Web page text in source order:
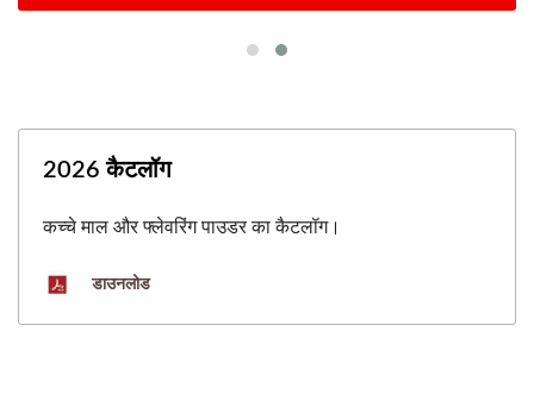
2026 कैटलॉग
कच्चे माल और फ्लेवरिंग पाउडर का कैटलॉग।
डाउनलोड